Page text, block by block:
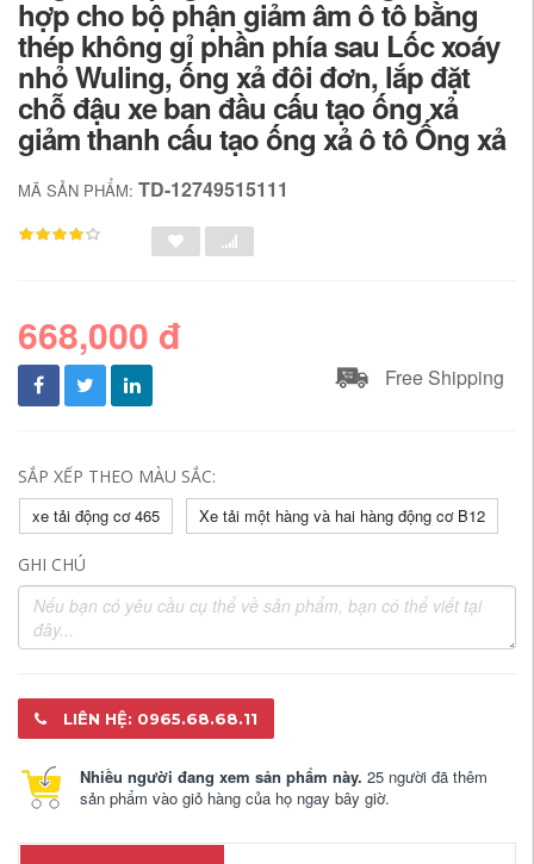
hợp cho bộ phận giảm âm ô tô bằng
thép không gỉ phần phía sau Lốc xoáy
nhỏ Wuling, ống xả đôi đơn, lắp đặt
chỗ đậu xe ban đầu cấu tạo ống xả
giảm thanh cấu tạo ống xả ô tô Ống xả
MÃ SẢN PHẨM: TD-12749515111
668,000 đ
Free Shipping
SẮP XẾP THEO MÀU SẮC:
xe tải động cơ 465
Xe tải một hàng và hai hàng động cơ B12
GHI CHÚ
LIÊN HỆ: 0965.68.68.11
Nhiều người đang xem sản phẩm này. 25 người đã thêm
sản phẩm vào giỏ hàng của họ ngay bây giờ.